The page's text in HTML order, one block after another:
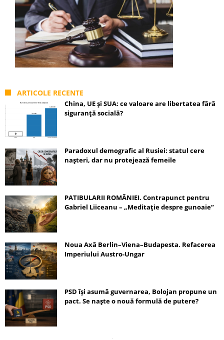
ARTICOLE RECENTE
China, UE și SUA: ce valoare are libertatea fără
siguranță socială?
Paradoxul demografic al Rusiei: statul cere
nașteri, dar nu protejează femeile
PATIBULARII ROMÂNIEI. Contrapunct pentru
Gabriel Liiceanu – „Meditație despre gunoaie”
Noua Axă Berlin–Viena–Budapesta. Refacerea
Imperiului Austro-Ungar
PSD își asumă guvernarea, Bolojan propune un
pact. Se naște o nouă formulă de putere?